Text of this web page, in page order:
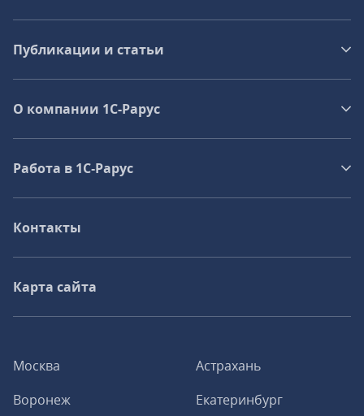
Москва
Астрахань
Воронеж
Екатеринбург
Публикации и статьи
О компании 1C-Рарус
Работа в 1С‑Рарус
Контакты
Карта сайта